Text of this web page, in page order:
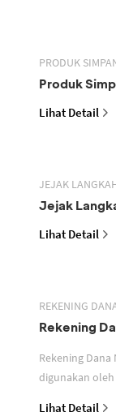
PRODUK
Produk
Lihat Detail
JEJAK
Jejak
Lihat Detail
REKENING
Rekening
Rekening Dana Nasabah RDN
digunakan
Lihat Detail